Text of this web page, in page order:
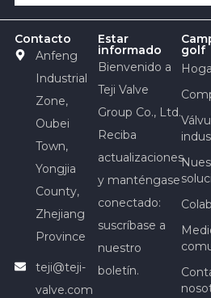
Contacto
Anfeng
Industrial
Zone,
Oubei
Town,
Yongjia
County,
Zhejiang
Province
teji@teji-
valve.com
Estar
informado
Bienvenido a
Teji Valve
Group Co., Ltd.
Reciba
actualizaciones
y manténgase
conectado:
suscríbase a
nuestro
boletín.
golf